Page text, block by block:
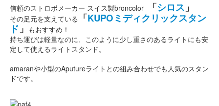
信頼のストロボメーカー スイス製broncolor 「シロス 」
その足元を支えている 「KUPOミディクリックスタン
ド 」 もおすすめ！
持ち運びは軽量なのに、このように少し重さのあるライトにも安
定して使えるライトスタンド。
amaranや小型のAputureライトとの組み合わせでも人気のスタン
ドです。